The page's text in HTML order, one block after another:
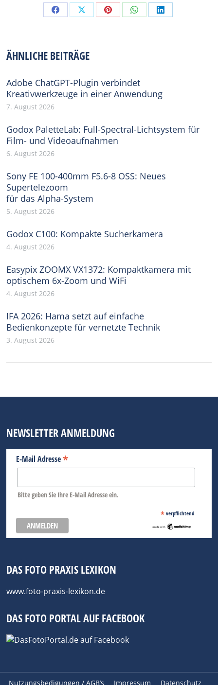
Share Share Share Share Share
ÄHNLICHE BEITRÄGE
Adobe ChatGPT-Plugin verbindet
Kreativwerkzeuge in einer Anwendung
7. August 2026
Godox PaletteLab: Full-Spectral-Lichtsystem für
Film- und Videoaufnahmen
6. August 2026
Sony FE 100-400mm F5.6-8 OSS: Neues
Supertelezoom
für das Alpha-System
5. August 2026
Godox C100: Kompakte Sucherkamera
4. August 2026
Easypix ZOOMX VX1372: Kompaktkamera mit
optischem 6x-Zoom und WiFi
4. August 2026
IFA 2026: Hama setzt auf einfache
Bedienkonzepte für vernetzte Technik
3. August 2026
NEWSLETTER ANMELDUNG
E-Mail Adresse*
Bitte geben Sie Ihre E-Mail Adresse ein.
* verpflichtend
DAS FOTO PRAXIS LEXIKON
www.foto-praxis-lexikon.de
DAS FOTO PORTAL AUF FACEBOOK
Nutzungsbedigungen / AGB’s Impressum Datenschutz